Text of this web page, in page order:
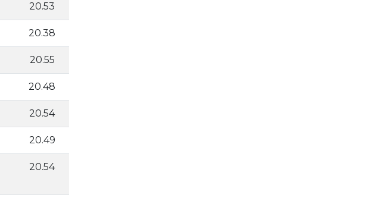
20.53
20.38
20.55
20.48
20.54
20.49
20.54